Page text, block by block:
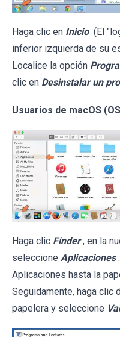
Haga clic en Inicio (El
inferior izquierda de su
Localice la opción
clic en Desinstalar un
Usuarios de macOS
Haga clic Finder , en la
seleccione Aplicaciones
Aplicaciones hasta la
Seguidamente, haga clic
papelera y seleccione